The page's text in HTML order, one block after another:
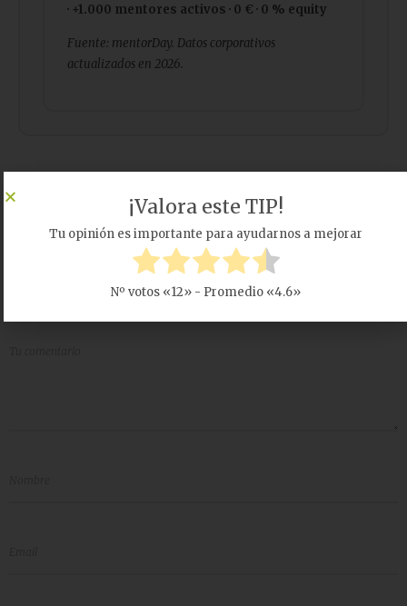
· +1.000 mentores activos · 0 € · 0 % equity
Fuente: mentorDay. Datos corporativos
actualizados en 2026.
Todos los Comentarios
COMENTARIOS
¡Valora este TIP!
Tu opinión es importante para ayudarnos a mejorar
Nº votos «12» - Promedio «4.6»